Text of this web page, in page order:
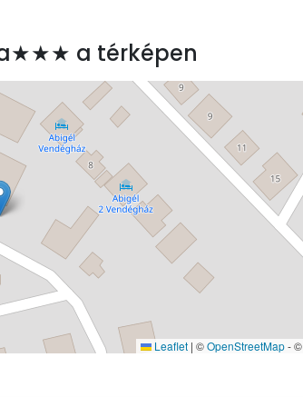
a térképen
Leaflet | ©OpenStreetMap- ©